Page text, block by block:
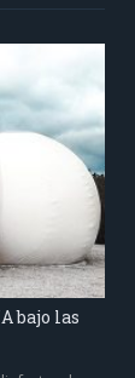
bajo las